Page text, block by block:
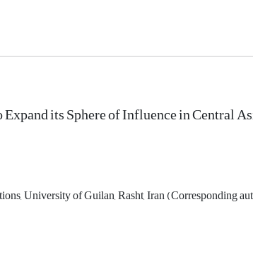
its Sphere of Influence in Central
University of Guilan, Rasht, Iran (Corresponding